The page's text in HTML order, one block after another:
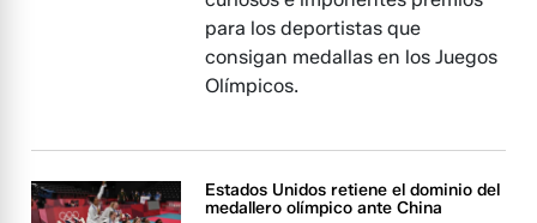
para los deportistas que
consigan medallas en los Juegos
Olímpicos.
Estados Unidos retiene el dominio del
medallero olímpico ante China